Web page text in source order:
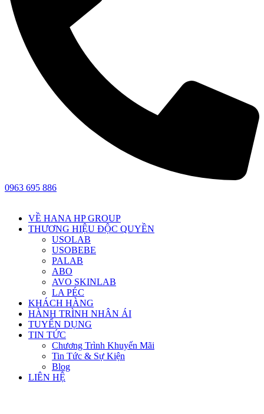
0963 695 886
VỀ HANA HP GROUP
THƯƠNG HIỆU ĐỘC QUYỀN
USOLAB
USOBEBE
PALAB
ABO
AVO SKINLAB
LA PÉC
KHÁCH HÀNG
HÀNH TRÌNH NHÂN ÁI
TUYỂN DỤNG
TIN TỨC
Chương Trình Khuyến Mãi
Tin Tức & Sự Kiện
Blog
LIÊN HỆ